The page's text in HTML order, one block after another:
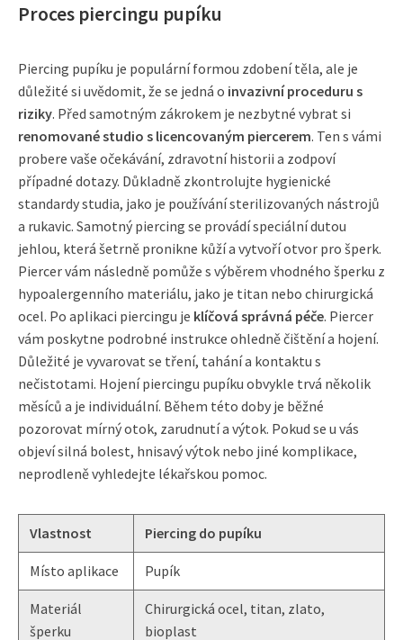
Proces piercingu pupíku
Piercing pupíku je populární formou zdobení těla, ale je
důležité si uvědomit, že se jedná o invazivní proceduru s
riziky. Před samotným zákrokem je nezbytné vybrat si
renomované studio s licencovaným piercerem. Ten s vámi
probere vaše očekávání, zdravotní historii a zodpoví
případné dotazy. Důkladně zkontrolujte hygienické
standardy studia, jako je používání sterilizovaných nástrojů
a rukavic. Samotný piercing se provádí speciální dutou
jehlou, která šetrně pronikne kůží a vytvoří otvor pro šperk.
Piercer vám následně pomůže s výběrem vhodného šperku z
hypoalergenního materiálu, jako je titan nebo chirurgická
ocel. Po aplikaci piercingu je klíčová správná péče. Piercer
vám poskytne podrobné instrukce ohledně čištění a hojení.
Důležité je vyvarovat se tření, tahání a kontaktu s
nečistotami. Hojení piercingu pupíku obvykle trvá několik
měsíců a je individuální. Během této doby je běžné
pozorovat mírný otok, zarudnutí a výtok. Pokud se u vás
objeví silná bolest, hnisavý výtok nebo jiné komplikace,
neprodleně vyhledejte lékařskou pomoc.
Vlastnost Piercing do pupíku
Místo aplikace Pupík
Materiál
šperku
Chirurgická ocel, titan, zlato,
bioplast